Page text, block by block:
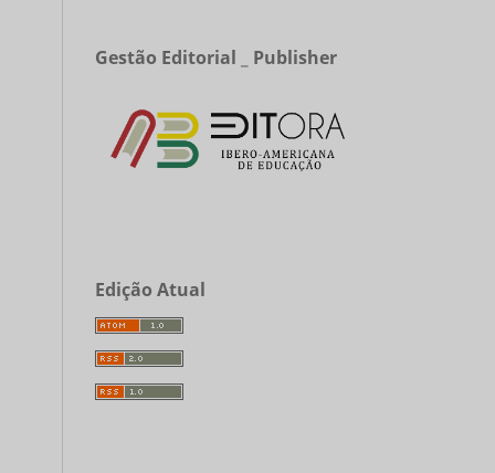
Gestão Editorial _ Publisher
Edição Atual